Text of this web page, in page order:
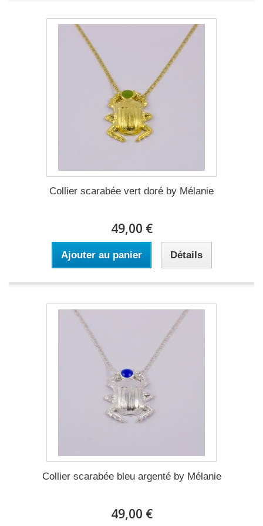
Collier scarabée vert doré by Mélanie
49,00 €
Ajouter au panier Détails
Collier scarabée bleu argenté by Mélanie
49,00 €